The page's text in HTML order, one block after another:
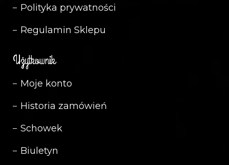
Polityka prywatności
Regulamin Sklepu
Użytkownik
Moje konto
Historia zamówień
Schowek
Biuletyn